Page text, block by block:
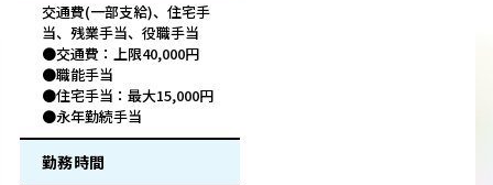
交通費(一部支給)、住宅手
当、残業手当、役職手当
●交通費：上限40,000円
●職能手当
●住宅手当：最大15,000円
●永年勤続手当
勤務時間